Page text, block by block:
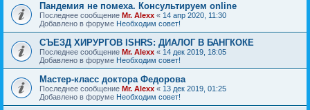
Пандемия не помеха. Консультируем online
Последнее сообщение Mr. Alexx « 14 апр 2020, 11:30
Добавлено в форуме Необходим совет!
СЪЕЗД ХИРУРГОВ ISHRS: ДИАЛОГ В БАНГКОКЕ
Последнее сообщение Mr. Alexx « 14 дек 2019, 18:05
Добавлено в форуме Необходим совет!
Мастер-класс доктора Федорова
Последнее сообщение Mr. Alexx « 13 дек 2019, 01:25
Добавлено в форуме Необходим совет!